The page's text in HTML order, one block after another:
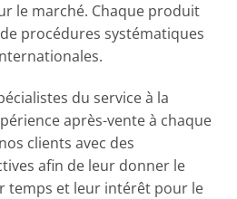
le marché. Chaque produit
procédures systématiques
du service à la
après-vente à chaque
clients avec des
afin de leur donner le
temps et leur intérêt pour le